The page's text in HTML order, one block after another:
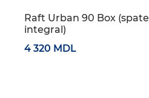
Raft Urban 90 Box (spate
integral)
4 320 MDL